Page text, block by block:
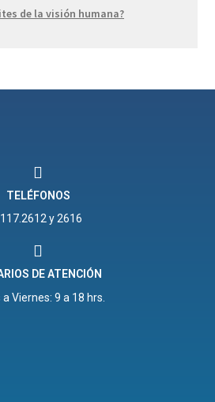
de la visión humana?
TELÉFONOS
y 2616
DE ATENCIÓN
a Viernes: 9 a 18 hrs.